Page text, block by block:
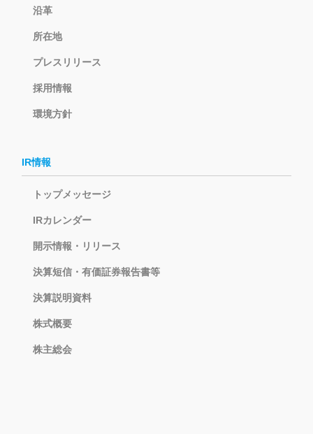
沿革
所在地
プレスリリース
採用情報
環境方針
IR情報
トップメッセージ
IRカレンダー
開示情報・リリース
決算短信・有価証券報告書等
決算説明資料
株式概要
株主総会